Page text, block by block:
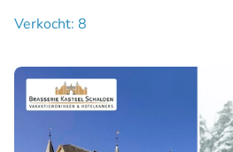
Verkocht: 8